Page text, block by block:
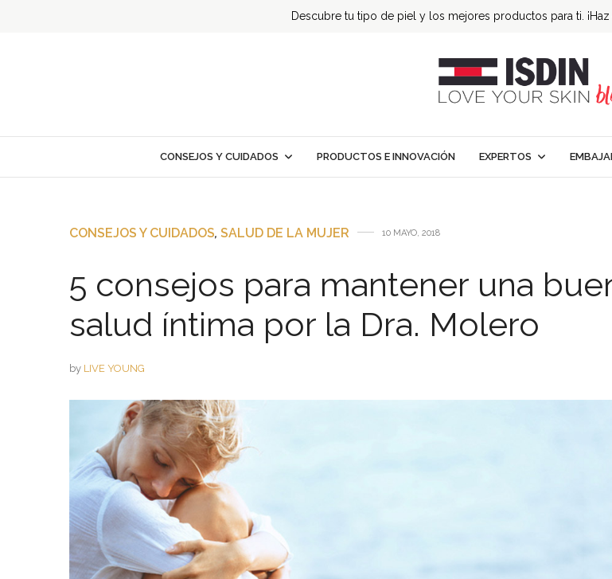
Descubre tu tipo de piel y los mejores productos para ti.
CONSEJOS Y CUIDADOS PRODUCTOS E INNOVACIÓN EXPERTOS
CONSEJOS Y CUIDADOS, SALUD DE LA MUJER 10 MAYO, 2018
5 consejos para mantener una
salud íntima por la Dra. Molero
by LIVE YOUNG